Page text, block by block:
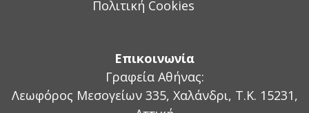
Πολιτική Cookies
Επικοινωνία
Γραφεία Αθήνας:
Λεωφόρος Μεσογείων 335, Χαλάνδρι, Τ.Κ. 15231,